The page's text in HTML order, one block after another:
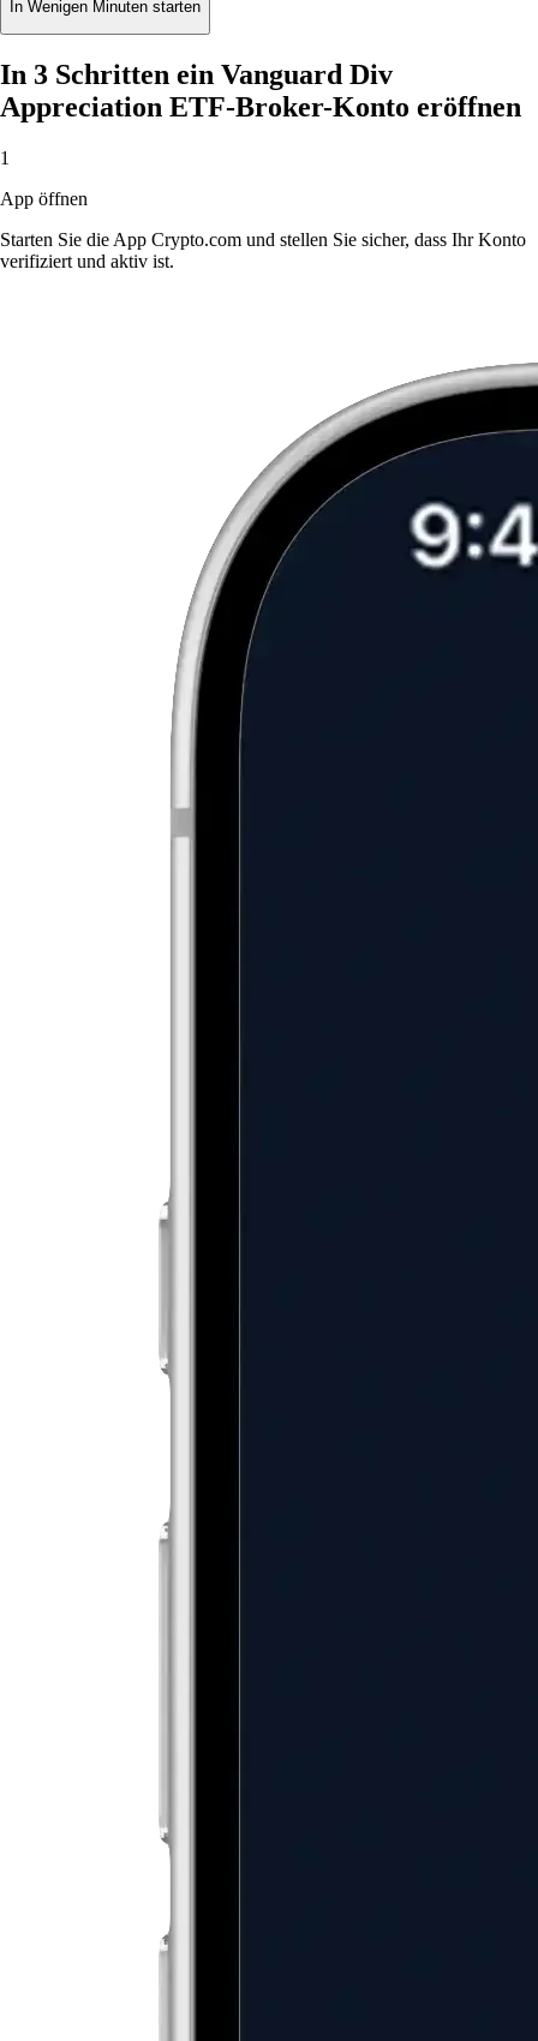
In Wenigen Minuten starten
In 3 Schritten ein Vanguard Div
Appreciation ETF-Broker-Konto eröffnen
1
App öffnen
Starten Sie die App Crypto.com und stellen Sie sicher, dass Ihr Konto
verifiziert und aktiv ist.